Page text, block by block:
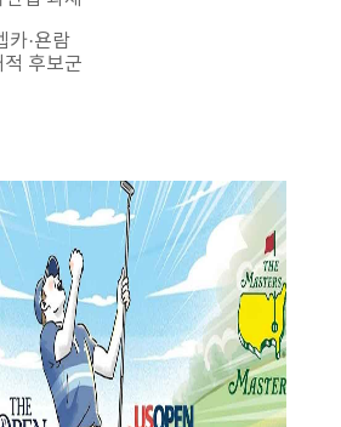
카·욘람
후보군